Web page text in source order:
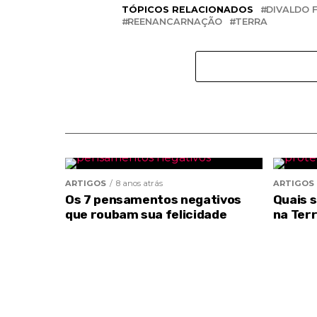
TÓPICOS RELACIONADOS DIVALDO
REENANCARNAÇÃO
TERRA
ARTIGOS 8 anos atrás
Os 7 pensamentos negativos
que roubam sua felicidade
ARTIGOS
Quais
na